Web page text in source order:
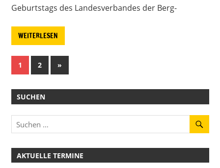
Geburtstags des Landesverbandes der Berg-
WEITERLESEN
Seitennummerierung
Beiträge
1 2
Nächste
Beiträge
»
SUCHEN
AKTUELLE TERMINE